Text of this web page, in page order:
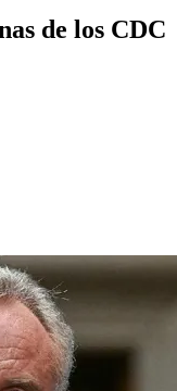
de los CDC